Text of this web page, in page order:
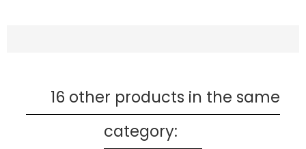
16 other products in the same
category: